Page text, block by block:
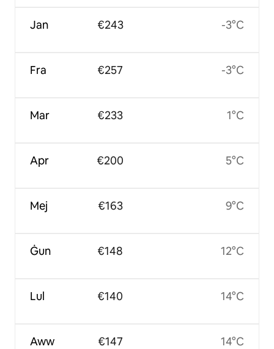
Jan
Fra
Mar
Apr
Mej
Ġun
Lul
Aww
€243
€257
€233
€200
€163
€148
€140
€147
-3°C
-3°C
1°C
5°C
9°C
12°C
14°C
14°C